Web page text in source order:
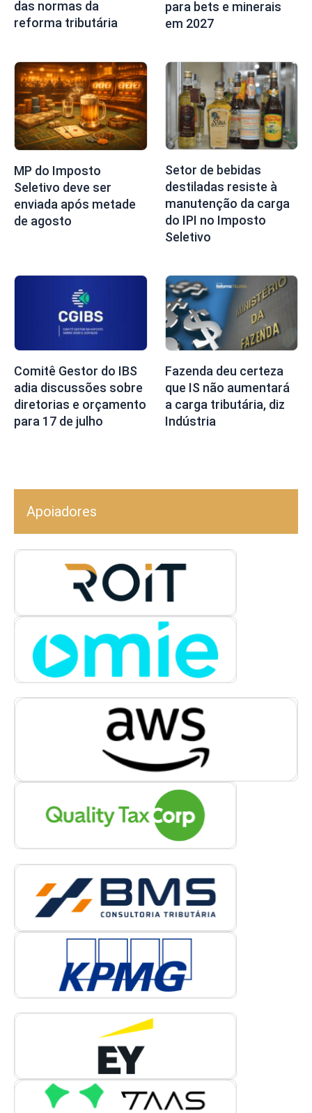
das normas da
reforma tributária
para bets e minerais
em 2027
MP do Imposto
Seletivo deve ser
enviada após metade
de agosto
Setor de bebidas
destiladas resiste à
manutenção da carga
do IPI no Imposto
Seletivo
Comitê Gestor do IBS
adia discussões sobre
diretorias e orçamento
para 17 de julho
Fazenda deu certeza
que IS não aumentará
a carga tributária, diz
Indústria
Apoiadores